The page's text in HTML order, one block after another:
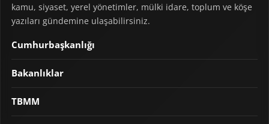
kamu, siyaset, yerel yönetimler, mülki idare, toplum ve köşe
yazıları gündemine ulaşabilirsiniz.
Cumhurbaşkanlığı
Bakanlıklar
TBMM